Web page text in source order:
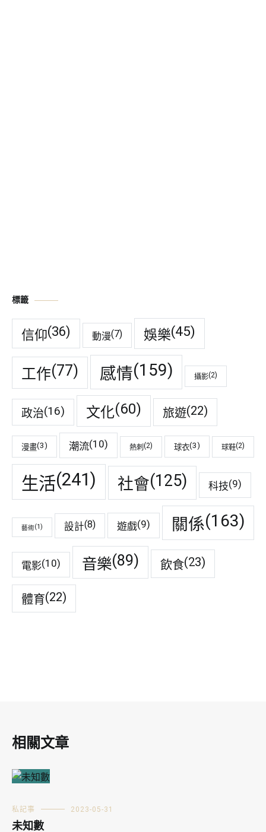
標籤
信仰(36) 動漫(7) 娛樂(45)
工作(77) 感情(159) 攝影(2)
政治(16) 文化(60) 旅遊(22)
漫畫(3) 潮流(10) 熱刺 (2) 球衣(3) 球鞋(2)
生活(241) 社會(125) 科技(9)
藝術(1) 設計(8) 遊戲(9) 關係(163)
電影(10) 音樂(89) 飲食(23)
體育(22)
相關文章
私記事 2023-05-31
未知數